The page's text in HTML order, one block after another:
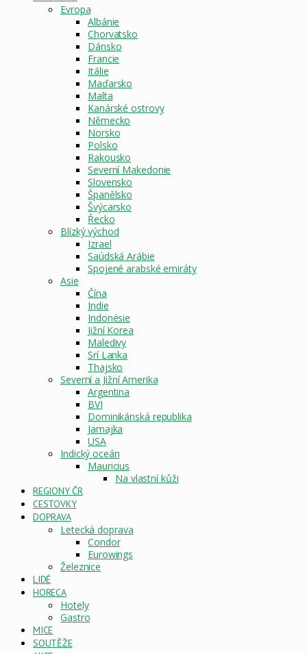
Evropa
Albánie
Chorvatsko
Dánsko
Francie
Itálie
Maďarsko
Malta
Kanárské ostrovy
Německo
Norsko
Polsko
Rakousko
Severní Makedonie
Slovensko
Španělsko
Švýcarsko
Řecko
Blízký východ
Izrael
Saúdská Arábie
Spojené arabské emiráty
Asie
Čína
Indie
Indonésie
Jižní Korea
Maledivy
Srí Lanka
Thajsko
Severní a Jižní Amerika
Argentina
BVI
Dominikánská republika
Jamajka
USA
Indický oceán
Mauricius
Na vlastní kůži
REGIONY ČR
CESTOVKY
DOPRAVA
Letecká doprava
Condor
Eurowings
Železnice
LIDÉ
HORECA
Hotely
Gastro
MICE
SOUTĚŽE